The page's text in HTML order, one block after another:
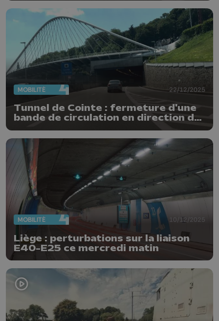
MOBILITÉ 22/12/2025
Tunnel de Cointe : fermeture d'une
bande de circulation en direction du
MOBILITÉ 10/12/2025
Liège : perturbations sur la liaison
E40–E25 ce mercredi matin